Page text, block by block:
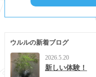
ウルルの新着ブログ
2026.5.20
新しい体験！